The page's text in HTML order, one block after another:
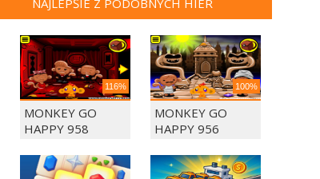
NAJLEPŠIE Z PODOBNÝCH HIER
116%
MONKEY GO
HAPPY 958
100%
MONKEY GO
HAPPY 956